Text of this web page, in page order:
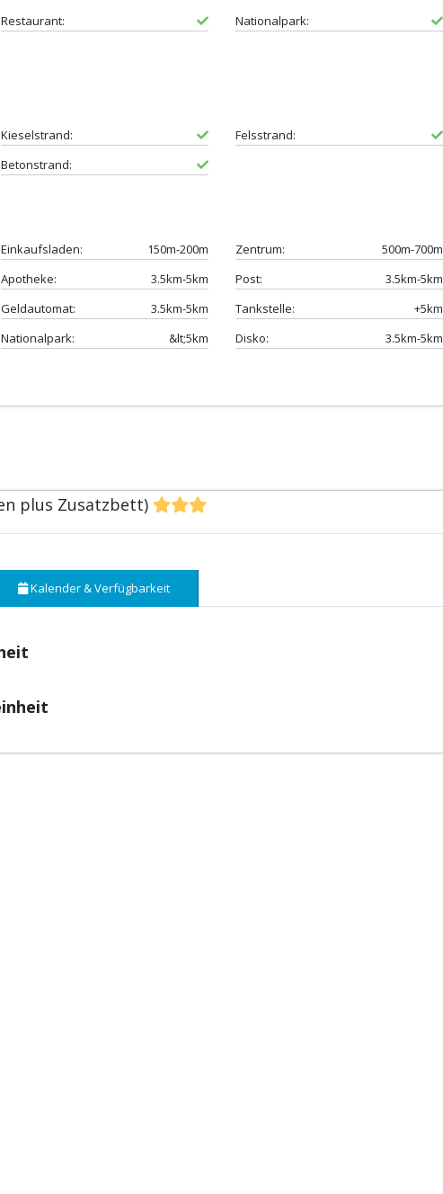
Restaurant:
Nationalpark:
Kieselstrand:
Felsstrand:
Betonstrand:
Einkaufsladen: 150m-200m Zentrum:
500m-700m
Apotheke: 3.5km-5km Post:
3.5km-5km
Geldautomat: 3.5km-5km Tankstelle:
+5km
Nationalpark: &lt;5km Disko:
3.5km-5km
plus Zusatzbett)
Kalender & Verfügbarkeit